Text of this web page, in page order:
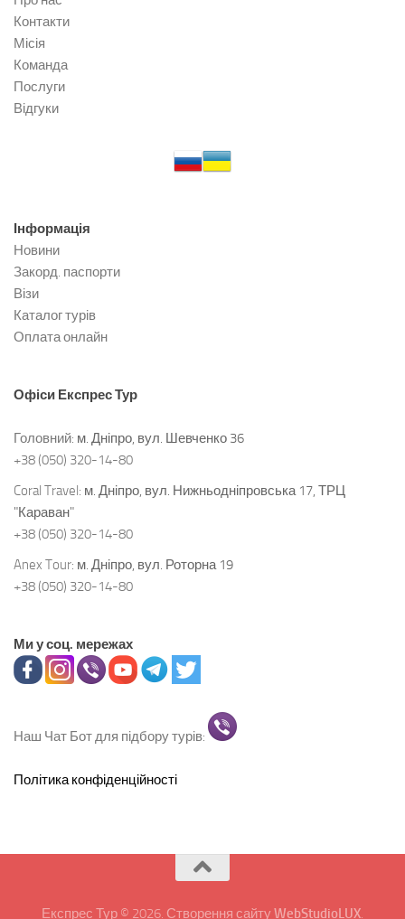
Контакти
Місія
Команда
Послуги
Відгуки
Інформація
Новини
Закорд. паспорти
Візи
Каталог турів
Оплата онлайн
Офіси Експрес Тур
Головний: м. Дніпро, вул. Шевченко 36
+38 (050) 320-14-80
Coral Travel: м. Дніпро, вул. Нижньодніпровська 17, ТРЦ
"Караван"
+38 (050) 320-14-80
Anex Tour: м. Дніпро, вул. Роторна 19
+38 (050) 320-14-80
Ми у соц. мережах
Наш Чат Бот для підбору турів:
Політика конфіденційності
Експрес Тур © 2026. Створення сайту WebStudioLUX.